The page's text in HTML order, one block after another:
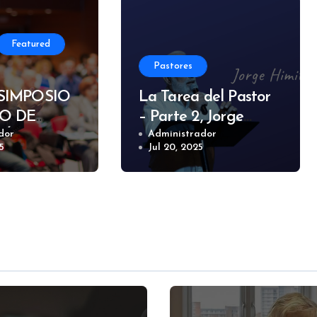
Featured
DE
EN
Pastores
La Tarea del Pastor
– Parte 2, Jorge
Himitián
Administrador
Jul 20, 2025